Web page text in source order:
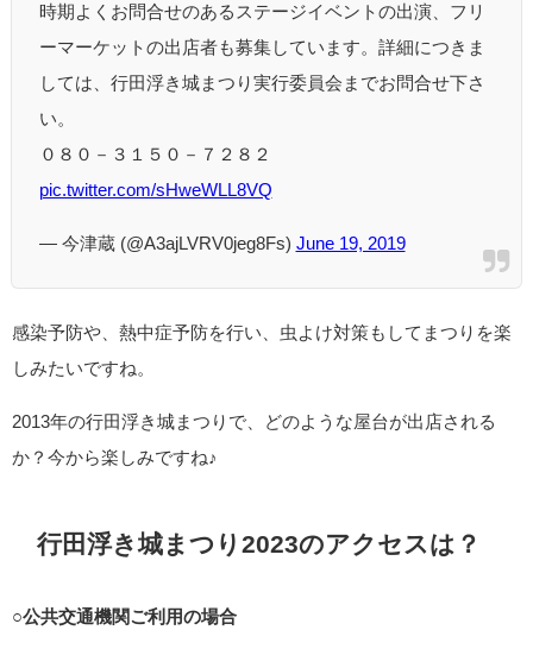
時期よくお問合せのあるステージイベントの出演、フリ
ーマーケットの出店者も募集しています。詳細につきま
しては、行田浮き城まつり実行委員会までお問合せ下さ
い。
０８０－３１５０－７２８２
pic.twitter.com/sHweWLL8VQ
— 今津蔵 (@A3ajLVRV0jeg8Fs) June 19, 2019
感染予防や、熱中症予防を行い、虫よけ対策もしてまつりを楽
しみたいですね。
2013年の行田浮き城まつりで、どのような屋台が出店される
か？今から楽しみですね♪
行田浮き城まつり2023のアクセスは？
○公共交通機関ご利用の場合